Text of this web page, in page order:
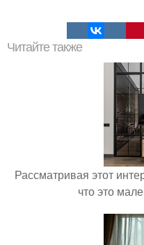
Читайте также
Рассматривая этот
что это